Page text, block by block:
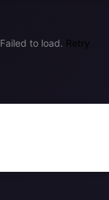
Failed to load. Retry